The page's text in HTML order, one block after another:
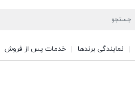
نمایندگی برندها خدمات پس از فروش